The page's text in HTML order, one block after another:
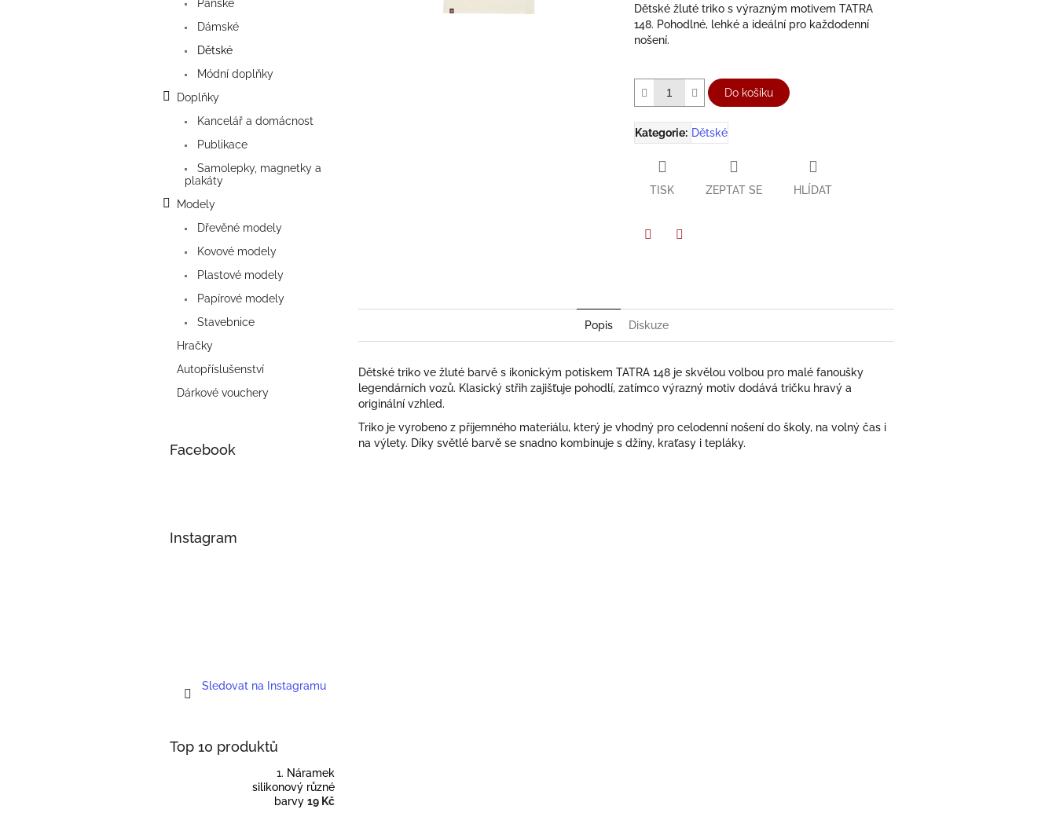
Pánské
Dámské
Dětské
Módní doplňky
Doplňky
Kancelář a domácnost
Publikace
Samolepky, magnetky a
plakáty
Modely
Dřevěné modely
Kovové modely
Plastové modely
Papírové modely
Stavebnice
Hračky
Autopříslušenství
Dárkové vouchery
Facebook
Instagram
Sledovat na Instagramu
Top 10 produktů
Náramek
silikonový různé
barvy 19 Kč
Dětské žluté triko s výrazným motivem TATRA
148. Pohodlné, lehké a ideální pro každodenní
nošení.
Do košíku
Kategorie: Dětské
TISK ZEPTAT SE HLÍDAT
Popis Diskuze
Dětské triko ve žluté barvě s ikonickým potiskem TATRA 148 je skvělou volbou pro malé fanoušky
legendárních vozů. Klasický střih zajišťuje pohodlí, zatímco výrazný motiv dodává tričku hravý a
originální vzhled.
Triko je vyrobeno z příjemného materiálu, který je vhodný pro celodenní nošení do školy, na volný čas i
na výlety. Díky světlé barvě se snadno kombinuje s džíny, kraťasy i tepláky.